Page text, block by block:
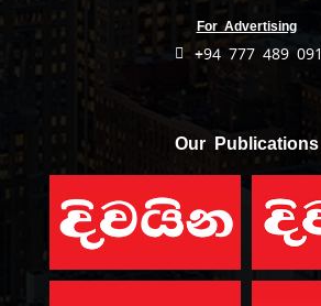
For Advertising
+94 777 489 091
Our Publications